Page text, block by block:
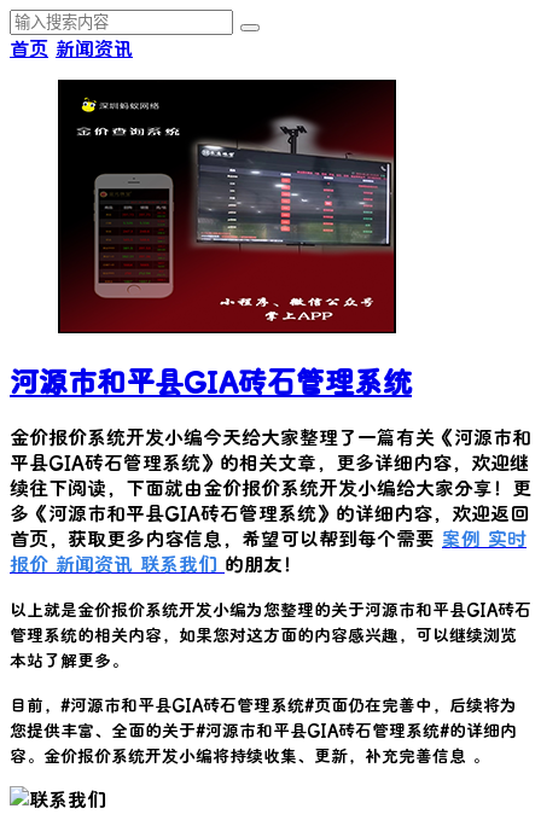
首页 新闻资讯
河源市和平县GIA砖石管理系统
金价报价系统开发小编今天给大家整理了一篇有关《河源市和
平县GIA砖石管理系统》的相关文章，更多详细内容，欢迎继
续往下阅读，下面就由金价报价系统开发小编给大家分享！更
多《河源市和平县GIA砖石管理系统》的详细内容，欢迎返回
首页，获取更多内容信息，希望可以帮到每个需要 案例 实时
报价 新闻资讯 联系我们 的朋友！
以上就是金价报价系统开发小编为您整理的关于河源市和平县GIA砖石
管理系统的相关内容，如果您对这方面的内容感兴趣，可以继续浏览
本站了解更多。
目前，#河源市和平县GIA砖石管理系统#页面仍在完善中，后续将为
您提供丰富、全面的关于#河源市和平县GIA砖石管理系统#的详细内
容。金价报价系统开发小编将持续收集、更新，补充完善信息 。